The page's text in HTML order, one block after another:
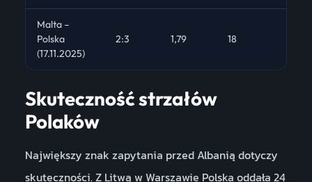
Malta –
Polska
(17.11.2025)
2:3 1,79 18
Skuteczność strzałów
Polaków
Największy znak zapytania przed Albanią dotyczy
skuteczności. Z Litwą w Warszawie Polska oddała 24